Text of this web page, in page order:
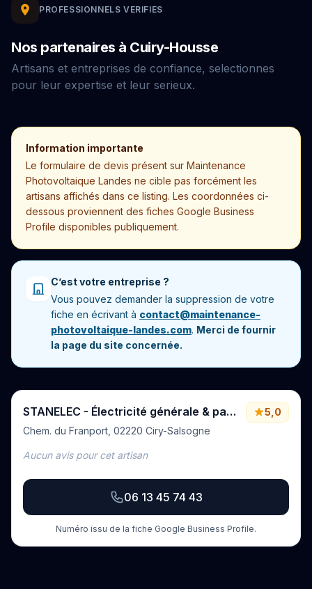
PROFESSIONNELS VERIFIES
Nos partenaires à Cuiry-Housse
Artisans et entreprises de confiance, selectionnes
pour leur expertise et leur serieux.
Information importante
Le formulaire de devis présent sur Maintenance
Photovoltaique Landes ne cible pas forcément les
artisans affichés dans ce listing. Les coordonnées ci-
dessous proviennent des fiches Google Business
Profile disponibles publiquement.
C’est votre entreprise ?
Vous pouvez demander la suppression de votre
fiche en écrivant à contact@maintenance-
photovoltaique-landes.com. Merci de fournir
la page du site concernée.
STANELEC - Électricité générale & panneaux photovoltaïque à Soissons, Laon, Compiègne et alentours
Chem. du Franport, 02220 Ciry-Salsogne
5,0
Aucun avis pour cet artisan
06 13 45 74 43
Numéro issu de la fiche Google Business Profile.